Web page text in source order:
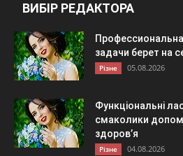
ВИБІР РЕДАКТОРА
задачи берет на
Різне 05.08.2026
Функціональні
смаколики
здоров’я
Різне 04.08.2026